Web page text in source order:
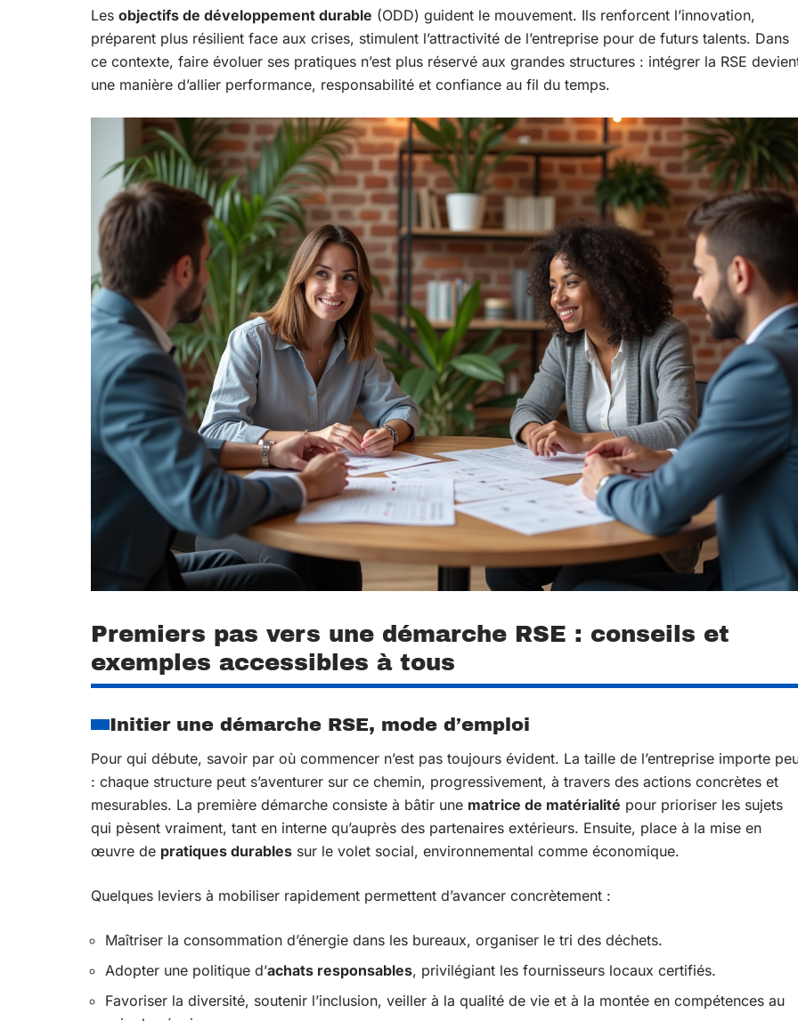
Les objectifs de développement durable (ODD) guident le mouvement. Ils renforcent l’innovation,
préparent plus résilient face aux crises, stimulent l’attractivité de l’entreprise pour de futurs talents. Dans
ce contexte, faire évoluer ses pratiques n’est plus réservé aux grandes structures : intégrer la RSE
une manière d’allier performance, responsabilité et confiance au fil du temps.
Premiers pas vers une démarche RSE : conseils et
exemples accessibles à tous
Initier une démarche RSE, mode d’emploi
Pour qui débute, savoir par où commencer n’est pas toujours évident. La taille de l’entreprise importe
: chaque structure peut s’aventurer sur ce chemin, progressivement, à travers des actions concrètes et
mesurables. La première démarche consiste à bâtir une matrice de matérialité pour prioriser les sujets
qui pèsent vraiment, tant en interne qu’auprès des partenaires extérieurs. Ensuite, place à la mise en
œuvre de pratiques durables sur le volet social, environnemental comme économique.
Quelques leviers à mobiliser rapidement permettent d’avancer concrètement :
Maîtriser la consommation d’énergie dans les bureaux, organiser le tri des déchets.
Adopter une politique d’achats responsables, privilégiant les fournisseurs locaux certifiés.
Favoriser la diversité, soutenir l’inclusion, veiller à la qualité de vie et à la montée en compétences au